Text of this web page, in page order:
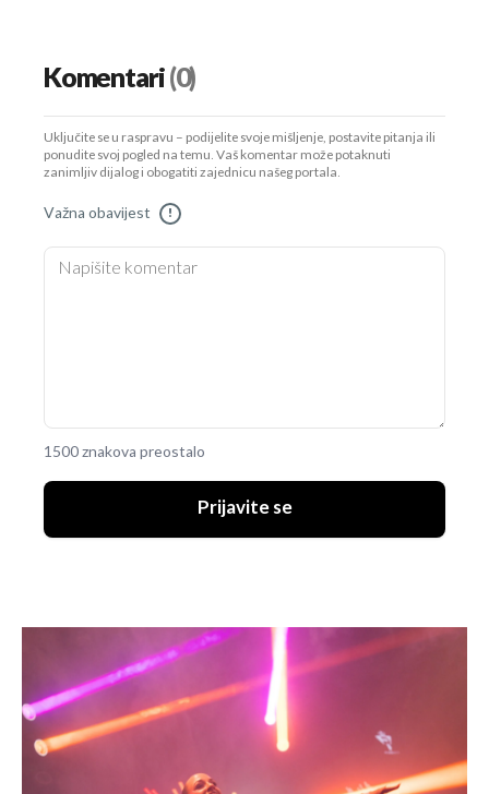
Komentari(0)
Uključite se u raspravu – podijelite svoje mišljenje, postavite pitanja ili
ponudite svoj pogled na temu. Vaš komentar može potaknuti
zanimljiv dijalog i obogatiti zajednicu našeg portala.
Važna obavijest !
1500 znakova preostalo
Prijavite se